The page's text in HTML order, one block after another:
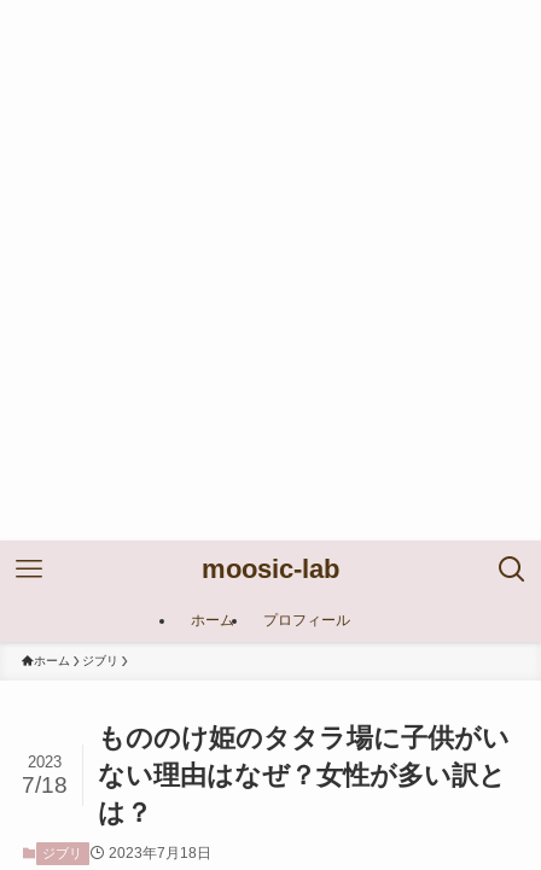
moosic-lab
ホーム プロフィール
ホーム ジブリ
もののけ姫のタタラ場に子供がい
ない理由はなぜ？女性が多い訳と
は？
2023
7/18
ジブリ 2023年7月18日